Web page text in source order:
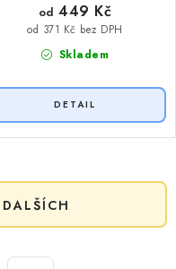
Skladem
od 371 Kč bez DPH
od 449 Kč